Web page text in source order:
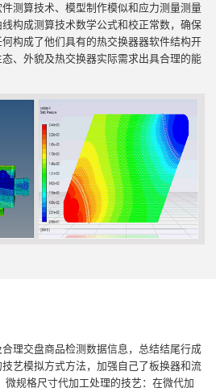
测算技术、模型制作模似和应力测量测量
构成测算技术数学公式和校正常数，确保
构成了他们具有的热交换器器软件结构开
、外貌及热交换器实际需求出具合理的能
理交盘商品检测数据信息，总结结尾行成
艺模拟方式方法，加强自己了板换器和流
微规格尺寸代加工处理的技艺：在微代加